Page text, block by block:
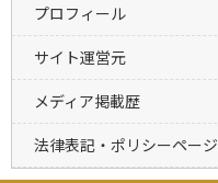
プロフィール
サイト運営元
メディア掲載歴
法律表記・ポリシーページ